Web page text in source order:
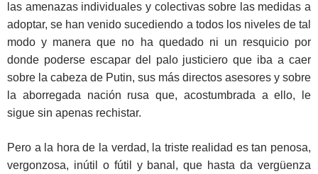
las amenazas individuales y colectivas sobre las medidas a
adoptar, se han venido sucediendo a todos los niveles de tal
modo y manera que no ha quedado ni un resquicio por
donde poderse escapar del palo justiciero que iba a caer
sobre la cabeza de Putin, sus más directos asesores y sobre
la aborregada nación rusa que, acostumbrada a ello, le
sigue sin apenas rechistar.
Pero a la hora de la verdad, la triste realidad es tan penosa,
vergonzosa, inútil o fútil y banal, que hasta da vergüenza